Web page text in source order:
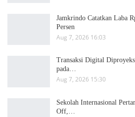
Jamkrindo Catatkan Laba
Persen
Aug 7, 2026 16:03
Transaksi Digital
pada…
Aug 7, 2026 15:30
Sekolah Internasional
Off,…